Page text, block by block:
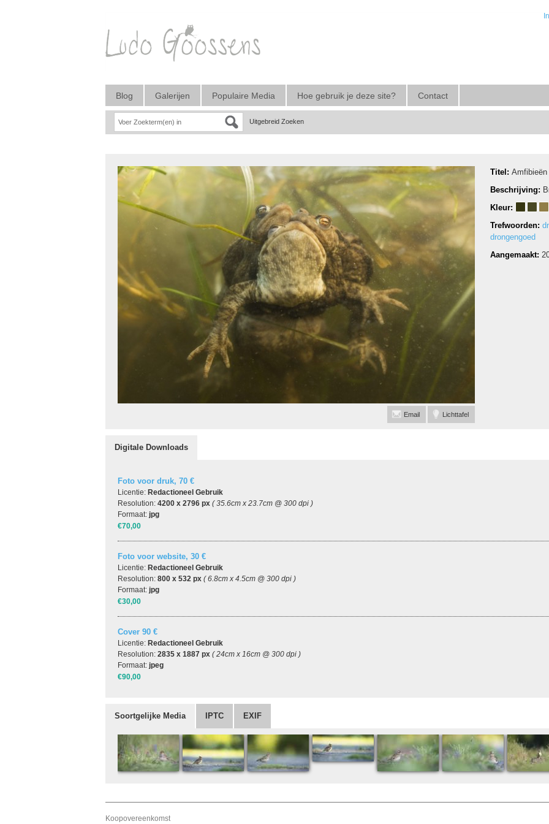
Blog Galerijen Populaire Media Hoe gebruik je deze site? Contact
Uitgebreid Zoeken
Lichttafel
Email
Titel: Amfibieën
Beschrijving:
Kleur:
Trefwoorden:
drongengoed
Aangemaakt:
Digitale Downloads
Foto voor druk, 70 €
Licentie: Redactioneel Gebruik
Resolution: 4200 x 2796 px ( 35.6cm x 23.7cm @ 300 dpi )
Formaat: jpg
€70,00
Foto voor website, 30 €
Licentie: Redactioneel Gebruik
Resolution: 800 x 532 px ( 6.8cm x 4.5cm @ 300 dpi )
Formaat: jpg
€30,00
Cover 90 €
Licentie: Redactioneel Gebruik
Resolution: 2835 x 1887 px ( 24cm x 16cm @ 300 dpi )
Formaat: jpeg
€90,00
Soortgelijke Media IPTC EXIF
Koopovereenkomst